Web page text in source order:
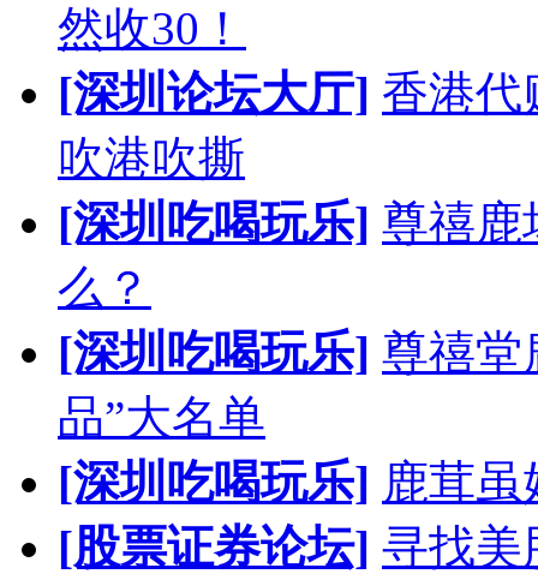
然收30！
[深圳论坛大厅] 香港代
吹港吹撕
[深圳吃喝玩乐] 尊禧鹿
么？
[深圳吃喝玩乐] 尊禧堂
品”大名单
[深圳吃喝玩乐] 鹿茸
[股票证券论坛] 寻找美